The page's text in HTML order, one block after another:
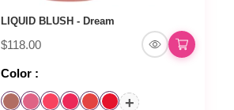
LIQUID BLUSH - Dream
$118.00
Color :
+